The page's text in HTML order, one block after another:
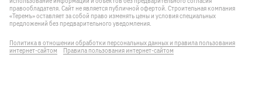
правообладателя. Cайт не является публичной офертой. Строительная компания
«Теремъ» оставляет за собой право изменять цены и условия специальных
предложений без предварительного уведомления.
Политика в отношении обработки персональных данных и правила пользования
интернет-сайтом
Правила пользования интернет-сайтом